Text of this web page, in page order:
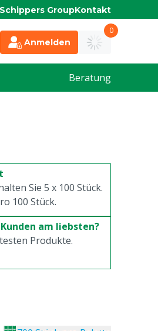
GroupKontakt
Anmelden
0
Beratung
Sie 5 x 100 Stück.
100 Stück.
am liebsten?
Produkte.